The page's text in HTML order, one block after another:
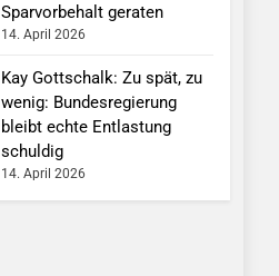
Sparvorbehalt geraten
14. April 2026
Kay Gottschalk: Zu spät, zu
wenig: Bundesregierung
bleibt echte Entlastung
schuldig
14. April 2026